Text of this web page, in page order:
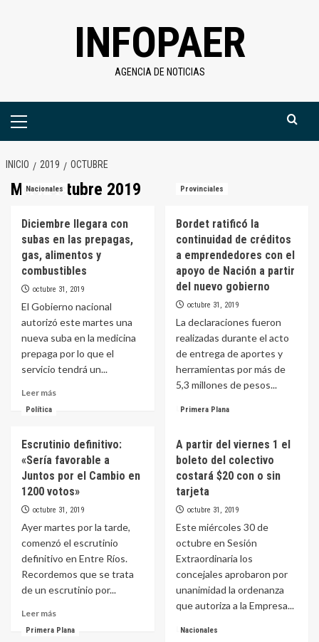
INFOPAER
AGENCIA DE NOTICIAS
Menú
INICIO 2019 OCTUBRE
Mes:octubre 2019
Nacionales
Diciembre llegara con
subas en las prepagas,
gas, alimentos y
combustibles
octubre 31, 2019
El Gobierno nacional
autorizó este martes una
nueva suba en la medicina
prepaga por lo que el
servicio tendrá un...
Leer más
llegara
con
subas
en
las
prepagas,
gas,
alimentos
Provinciales
Bordet ratificó la
continuidad de créditos
a emprendedores con el
apoyo de Nación a partir
del nuevo gobierno
octubre 31, 2019
La declaraciones fueron
realizadas durante el acto
de entrega de aportes y
herramientas por más de
5,3 millones de pesos...
Leer más Leer
Bordet
ratificó
la
créditos
a
emprendedores
con
el
apoyo
de
Nación
partir
Política
Escrutinio definitivo:
«Sería favorable a
Juntos por el Cambio en
1200 votos»
octubre 31, 2019
Ayer martes por la tarde,
comenzó el escrutinio
definitivo en Entre Ríos.
Recordemos que se trata
de un escrutinio por...
Leer más
más
Primera Plana
A partir del viernes 1 el
boleto del colectivo
costará $20 con o sin
tarjeta
octubre 31, 2019
Este miércoles 30 de
octubre en Sesión
Extraordinaria los
concejales aprobaron por
unanimidad la ordenanza
que autoriza a la Empresa...
Leer másLeer
Primera Plana Nacionales